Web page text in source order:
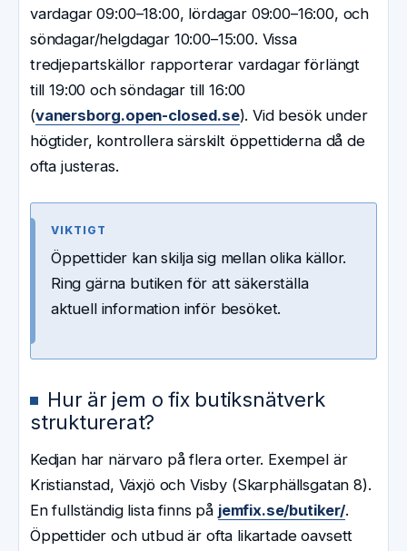
vardagar 09:00–18:00, lördagar 09:00–16:00, och
söndagar/helgdagar 10:00–15:00. Vissa
tredjepartskällor rapporterar vardagar förlängt
till 19:00 och söndagar till 16:00
(vanersborg.open-closed.se). Vid besök under
högtider, kontrollera särskilt öppettiderna då de
ofta justeras.
VIKTIGT
Öppettider kan skilja sig mellan olika källor.
Ring gärna butiken för att säkerställa
aktuell information inför besöket.
Hur är jem o fix butiksnätverk
strukturerat?
Kedjan har närvaro på flera orter. Exempel är
Kristianstad, Växjö och Visby (Skarphällsgatan 8).
En fullständig lista finns på jemfix.se/butiker/.
Öppettider och utbud är ofta likartade oavsett